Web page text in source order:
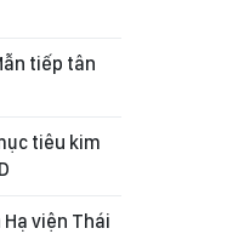
tiếp tân
tiêu kim
viện Thái